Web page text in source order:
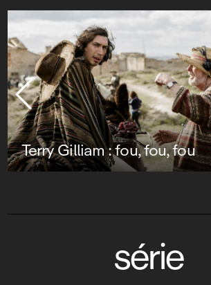
Terry Gilliam : fou, fou, fou
série